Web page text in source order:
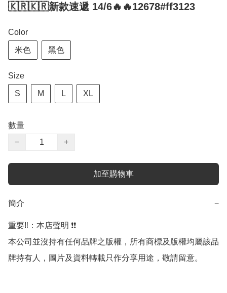
🇰🇷🇰🇷新款速遞 14/6🔥🔥12678#ff3123
Color
米色 黑色
Size
S M L XL
數量
−
+
加至購物車
簡介 −
重要‼️：本店聲明 ❗️❗️
本公司並沒持有任何品牌之版權，所有商標及版權均屬該品
牌持有人，圖片及資料轉載只作分享用途，敬請留意。